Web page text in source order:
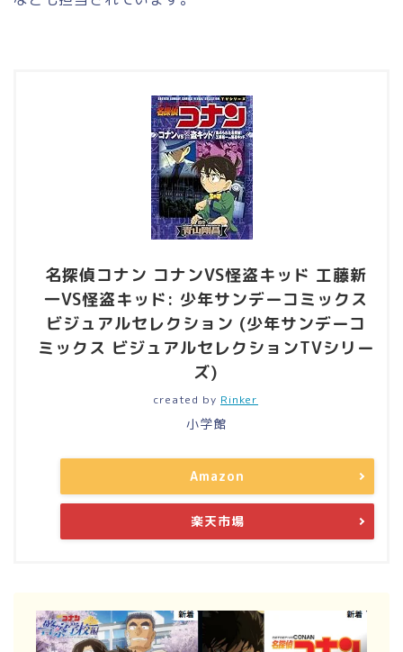
名探偵コナン コナンVS怪盗キッド 工藤新
一VS怪盗キッド: 少年サンデーコミックス
ビジュアルセレクション (少年サンデーコ
ミックス ビジュアルセレクションTVシリー
ズ)
created by Rinker
小学館
Amazon
楽天市場